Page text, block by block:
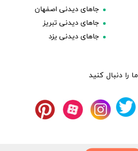
جاهای دیدنی اصفهان
جاهای دیدنی تبریز
جاهای دیدنی یزد
ما را دنبال کنید